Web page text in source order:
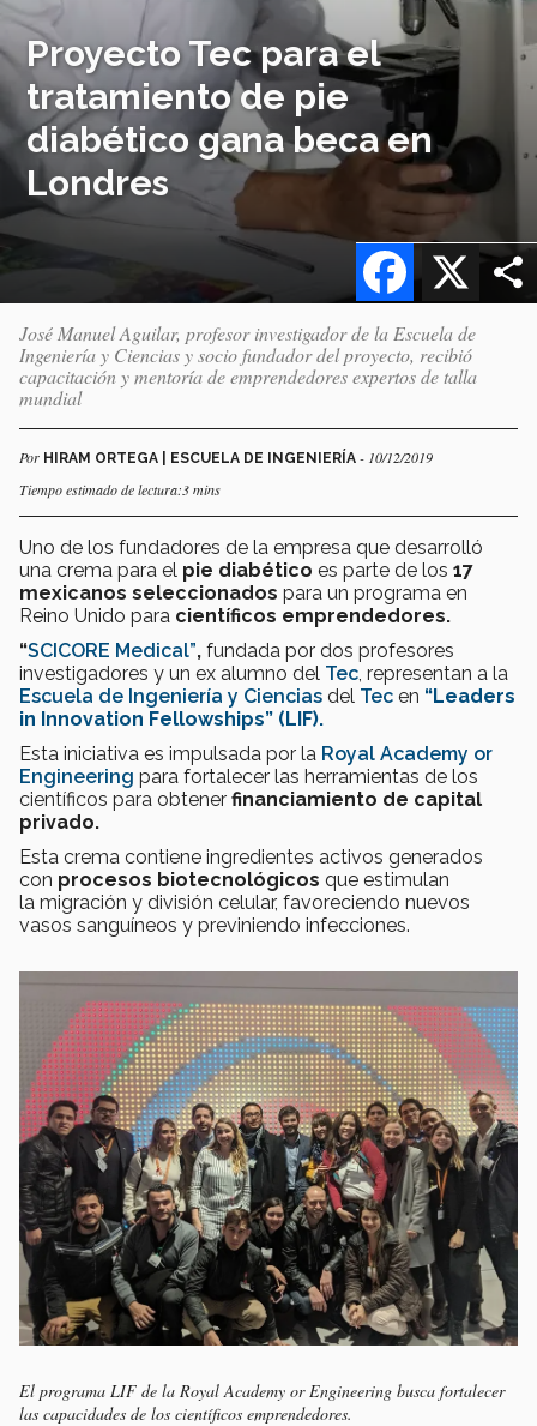
Proyecto Tec para el
tratamiento de pie
diabético gana beca en
Londres
X
Facebook
José Manuel Aguilar, profesor investigador de la Escuela de
Ingeniería y Ciencias y socio fundador del proyecto, recibió
capacitación y mentoría de emprendedores expertos de talla
mundial
Por HIRAM ORTEGA | ESCUELA DE INGENIERÍA - 10/12/2019
Tiempo estimado de lectura:3 mins
Uno de los fundadores de la empresa que desarrolló
una crema para el pie diabético es parte de los 17
mexicanos seleccionados para un programa en
Reino Unido para científicos emprendedores.
“SCICORE Medical”, fundada por dos profesores
investigadores y un ex alumno del Tec , representan a la
Escuela de Ingeniería y Ciencias del Tec en “Leaders
in Innovation Fellowships” (LIF).
Esta iniciativa es impulsada por la Royal Academy or
Engineering para fortalecer las herramientas de los
científicos para obtener financiamiento de capital
privado.
Esta crema contiene ingredientes activos generados
con procesos biotecnológicos que estimulan
la migración y división celular, favoreciendo nuevos
vasos sanguíneos y previniendo infecciones.
El programa LIF de la Royal Academy or Engineering busca fortalecer
las capacidades de los científicos emprendedores.